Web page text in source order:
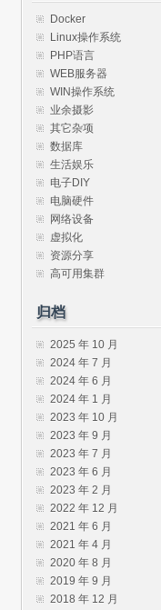
Docker
Linux操作系统
PHP语言
WEB服务器
WIN操作系统
业余摄影
其它杂项
数据库
生活娱乐
电子DIY
电脑硬件
网络设备
虚拟化
资源分享
高可用集群
归档
2025 年 10 月
2024 年 7 月
2024 年 6 月
2024 年 1 月
2023 年 10 月
2023 年 9 月
2023 年 7 月
2023 年 6 月
2023 年 2 月
2022 年 12 月
2021 年 6 月
2021 年 4 月
2020 年 8 月
2019 年 9 月
2018 年 12 月